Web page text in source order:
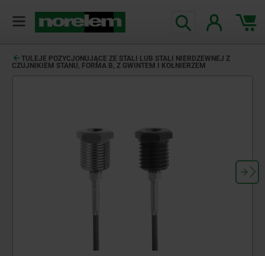
TULEJE POZYCJONUJĄCE ZE STALI LUB STALI NIERDZEWNEJ Z
CZUJNIKIEM STANU, FORMA B, Z GWINTEM I KOŁNIERZEM